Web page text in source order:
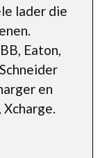
lader die
Eaton,
en